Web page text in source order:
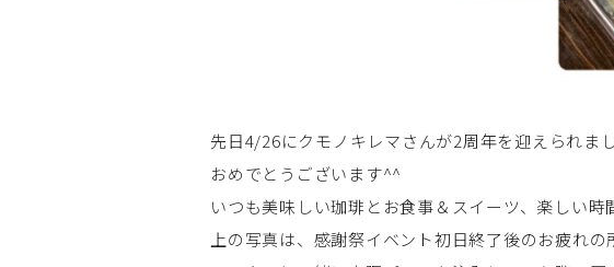
先日4/26にクモノキレマさんが2周年を迎えられま
おめでとうございます^^
いつも美味しい珈琲とお食事＆スイーツ、楽しい
上の写真は、感謝祭イベント初日終了後のお疲れの